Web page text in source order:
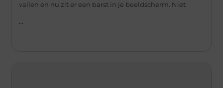
vallen en nu zit er een barst in je beeldscherm. Niet